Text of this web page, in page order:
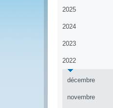
2025
2024
2023
2022
décembre
novembre